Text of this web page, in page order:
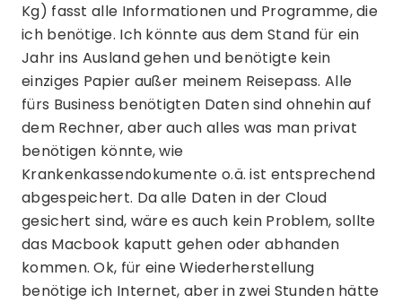
Kg) fasst alle Informationen und Programme, die
ich benötige. Ich könnte aus dem Stand für ein
Jahr ins Ausland gehen und benötigte kein
einziges Papier außer meinem Reisepass. Alle
fürs Business benötigten Daten sind ohnehin auf
dem Rechner, aber auch alles was man privat
benötigen könnte, wie
Krankenkassendokumente o.ä. ist entsprechend
abgespeichert. Da alle Daten in der Cloud
gesichert sind, wäre es auch kein Problem, sollte
das Macbook kaputt gehen oder abhanden
kommen. Ok, für eine Wiederherstellung
benötige ich Internet, aber in zwei Stunden hätte